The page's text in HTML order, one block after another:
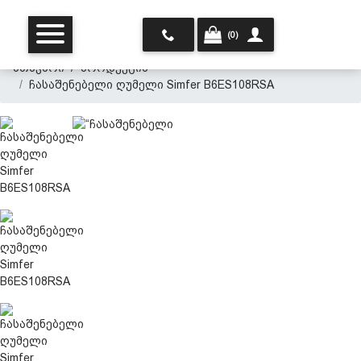
ჩვენ შესახებ
პერსონალურ მონაცემთა
(0)
მთავარი
პროდუქცია
ჩასაშენებელი ღუმელი Simfer B6ES108RSA